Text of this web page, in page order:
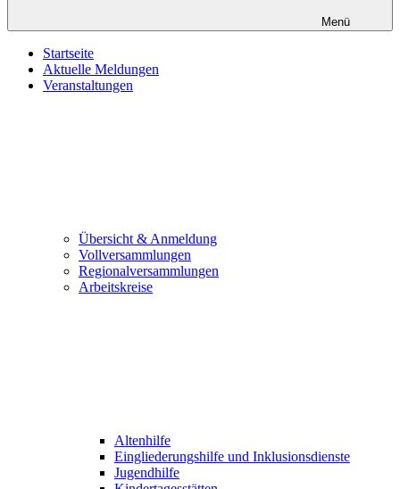
Menü
Startseite
Aktuelle Meldungen
Veranstaltungen
Übersicht & Anmeldung
Vollversammlungen
Regionalversammlungen
Arbeitskreise
Altenhilfe
Eingliederungshilfe und Inklusionsdienste
Jugendhilfe